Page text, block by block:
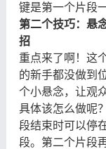
键是第一个片段
第二个技巧：悬
招
重点来了啊！这
的新手都没做到
个小悬念，让观
具体该怎么做呢
段结束时可以停
段。第二个片段